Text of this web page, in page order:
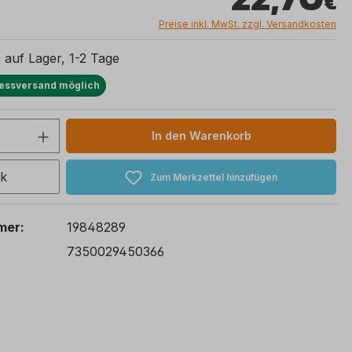
Preise inkl. MwSt. zzgl. Versandkosten
auf Lager, 1-2 Tage
möglich
Anzahl: Gib den gewünschten Wert
In den Warenkorb
Zum Merkzettel hinzufügen
19848289
7350029450366